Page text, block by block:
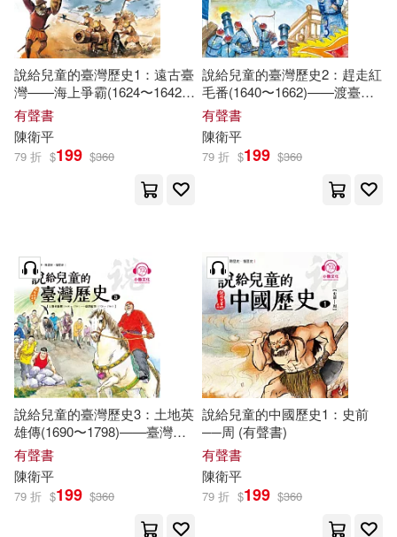
孔祥智，鍾真，毛學峰，陳衛平
（主編）(1)
戴安．吉佛瑞(1) 朱永官(1)
李申 陳衛平 主編(1)
王錫琳，陳衛平，原秦英(1)
陳美燕(1)
陳衛平 李春勇 著(1)
陳衛平 編著(1) 陳衛平著(1)
陳衛平，侯鷹，王振波等(1)
北京科學技術出版社(25)
新世界出版社(15)
湖南少年兒童出版社(6)
上海人民出版社(2)
中國電力出版社(2)
南京大學出版社(2)
廣西師範大學出版社(2)
經濟科學出版社(2)
上海古籍出版社(1)
展開
配送方式 (可複選)
可海外宅配(103)
可港澳店取(100)
可新加坡店取(100)
可菲律賓店取(100)
說給兒童的臺灣歷史1：遠古臺
灣——海上爭霸(1624〜1642)
(有聲書)
有聲書
陳衛平
79 折 $199 $360
說給兒童的臺灣歷史2：趕走紅
毛番(1640〜1662)——渡臺悲
歌(1662〜1700) (有聲書)
有聲書
陳衛平
79 折 $199 $360
說給兒童的臺灣歷史3：土地英
雄傳(1690〜1798)——臺灣亂
事(1720〜1786) (有聲書)
有聲書
陳衛平
79 折 $199 $360
說給兒童的中國歷史1：史前
──周 (有聲書)
有聲書
陳衛平
79 折 $199 $360